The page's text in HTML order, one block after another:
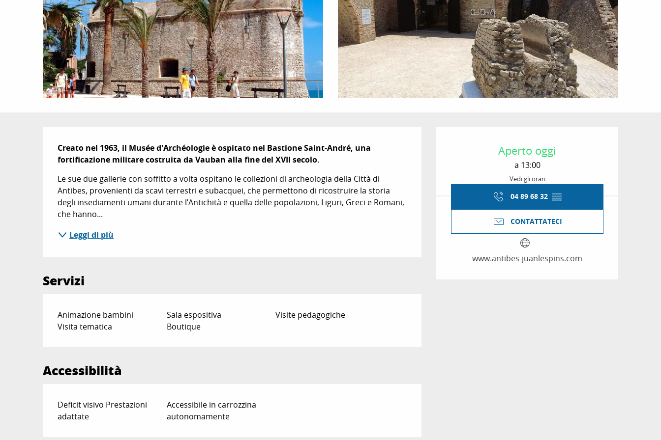
Orari e contatti
Aperto oggi
a 13:00
Vedi gli orari
04 89 68 32 ▒▒
CONTATTATECI
www.antibes-juanlespins.com
Descrizione
Creato nel 1963, il Musée d'Archéologie è ospitato nel Bastione Saint-André, una
fortificazione militare costruita da Vauban alla fine del XVII secolo.
Le sue due gallerie con soffitto a volta ospitano le collezioni di archeologia della Città di
Antibes, provenienti da scavi terrestri e subacquei, che permettono di ricostruire la storia
degli insediamenti umani durante l’Antichità e quella delle popolazioni, Liguri, Greci e Romani,
che hanno...
Leggi di più
Servizi
Animazione bambini Sala espositiva
Visite pedagogiche
Visita tematica
Boutique
Accessibilità
Deficit visivo Prestazioni
adattate
Accessibile in carrozzina
autonomamente